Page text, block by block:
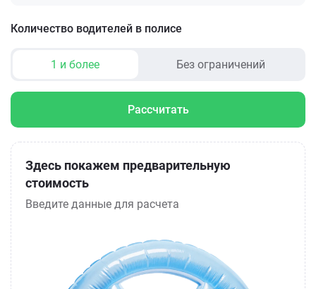
Количество водителей в полисе
1 и более Без ограничений
Рассчитать
Здесь покажем предварительную
стоимость
Введите данные для расчета